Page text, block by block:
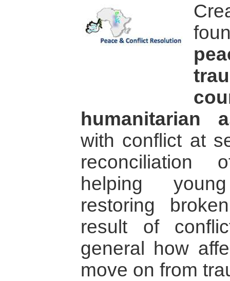
humanitarian
with conflict at
reconciliation
helping
restoring
result of
general how
move on from